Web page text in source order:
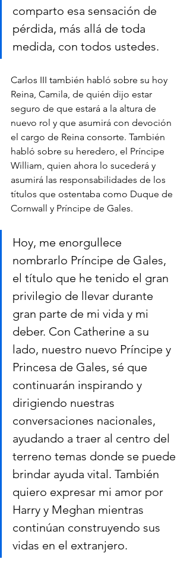
comparto esa sensación de
pérdida, más allá de toda
medida, con todos ustedes.
Carlos III también habló sobre su hoy
Reina, Camila, de quién dijo estar
seguro de que estará a la altura de
nuevo rol y que asumirá con devoción
el cargo de Reina consorte. También
habló sobre su heredero, el Príncipe
William, quien ahora lo sucederá y
asumirá las responsabilidades de los
títulos que ostentaba como Duque de
Cornwall y Príncipe de Gales.
Hoy, me enorgullece
nombrarlo Príncipe de Gales,
el título que he tenido el gran
privilegio de llevar durante
gran parte de mi vida y mi
deber. Con Catherine a su
lado, nuestro nuevo Príncipe y
Princesa de Gales, sé que
continuarán inspirando y
dirigiendo nuestras
conversaciones nacionales,
ayudando a traer al centro del
terreno temas donde se puede
brindar ayuda vital. También
quiero expresar mi amor por
Harry y Meghan mientras
continúan construyendo sus
vidas en el extranjero.